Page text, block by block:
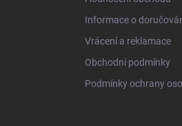
Informace o
Vrácení a reklamace
Obchodní podmínky
Podmínky ochrany